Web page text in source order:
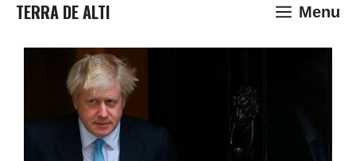
SaltarTERRA DE ALTI Menu